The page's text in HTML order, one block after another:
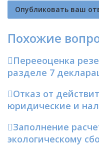
Похожие
Перееоценка
разделе 7
Отказ от
юридические и
Заполнение
экологическому